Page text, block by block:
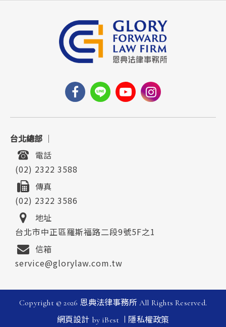
台北總部 ｜
地址
台北市中正區羅斯福路二段9號5F之1
電話
(02) 2322 3588
傳真
(02) 2322 3586
信箱
service@glorylaw.com.tw
Copyright © 2026 恩典法律事務所 All Rights Reserved.
網頁設計 by iBest | 隱私權政策